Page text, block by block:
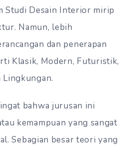
Studi Desain Interior mirip
Namun, lebih
dan penerapan
Klasik, Modern, Futuristik,
bahwa jurusan ini
kemampuan yang sangat
Sebagian besar teori yang